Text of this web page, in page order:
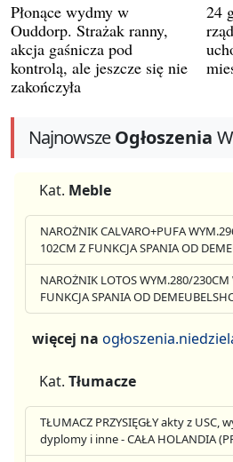
Płonące wydmy w
Ouddorp. Strażak ranny,
akcja gaśnicza pod
kontrolą, ale jeszcze się nie
zakończyła
24
NajnowszeOgłoszenia
Kat. Meble
NAROŻNIK CALVARO+PUFA
102CM Z FUNKCJA SPANIA OD
NAROŻNIK LOTOS WYM.280/230CM
FUNKCJA SPANIA OD
więcej na
Kat. Tłumacze
TŁUMACZ PRZYSIĘGŁY akty z
dyplomy i inne - CAŁA HOLANDIA